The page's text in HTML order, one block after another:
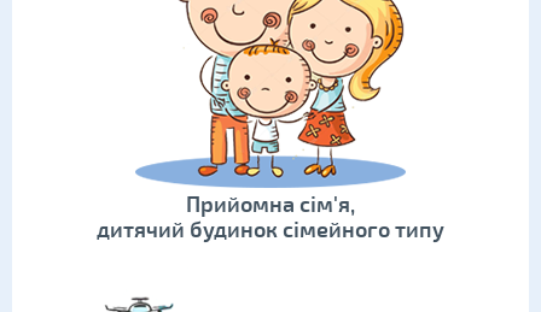
Прийомна сім'я,
дитячий будинок сімейного типу